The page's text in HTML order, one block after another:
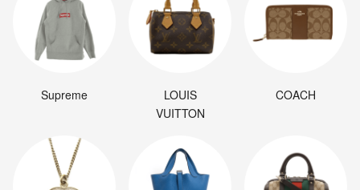
Supreme
LOUIS
VUITTON
COACH